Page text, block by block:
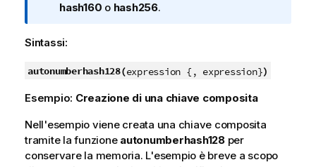
m
t
c
hash160 o hash256.
Sintassi:
autonumberhash128(expression {, expression})
Esempio: Creazione di una chiave composita
Nell'esempio viene creata una chiave composita
tramite la funzione autonumberhash128per
conservare la memoria. L'esempio è breve a scopo